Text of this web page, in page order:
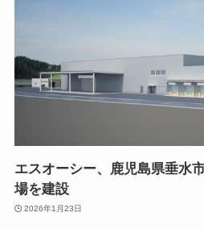
エスオーシー、鹿児島県垂水
場を建設
2026年1月23日